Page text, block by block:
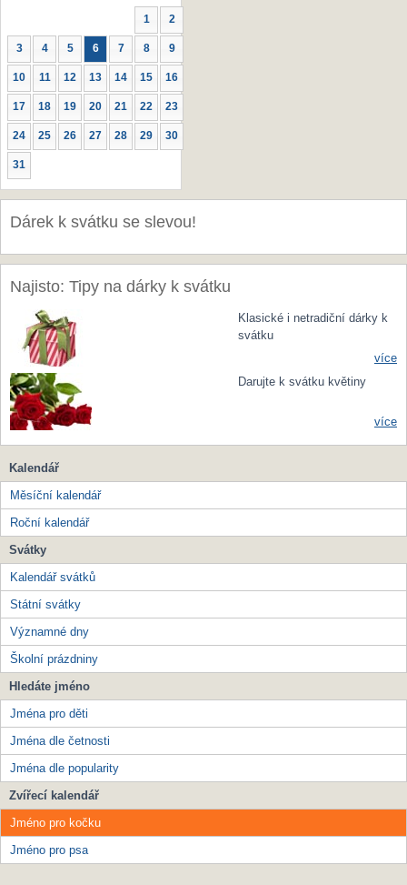
1 2
3 4 5 6 7 8 9
10 11 12 13 14 15 16
17 18 19 20 21 22 23
24 25 26 27 28 29 30
31
Dárek k svátku se slevou!
Najisto: Tipy na dárky k svátku
Klasické i netradiční dárky k
svátku
více
Darujte k svátku květiny
více
Kalendář
Měsíční kalendář
Roční kalendář
Svátky
Kalendář svátků
Státní svátky
Významné dny
Školní prázdniny
Hledáte jméno
Jména pro děti
Jména dle četnosti
Jména dle popularity
Zvířecí kalendář
Jméno pro kočku
Jméno pro psa